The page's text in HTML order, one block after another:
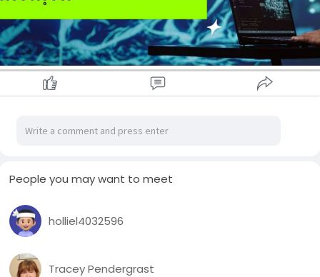
People you may want to meet
holliel4032596
Tracey Pendergrast